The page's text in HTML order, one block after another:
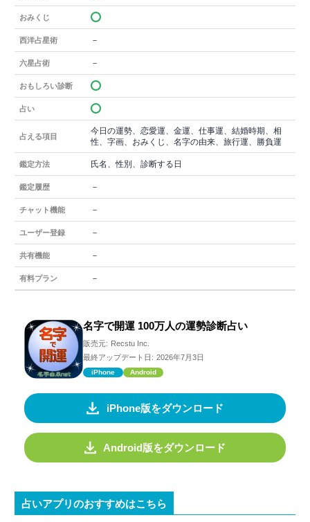
おみくじ
西洋占星術 －
六星占術 －
おもしろい診断
占い
占える項目
今日の運勢、恋愛運、金運、仕事運、結婚時期、相
性、字画、おみくじ、名字の由来、旅行運、勝負運
鑑定方法 氏名、性別、診断する日
鑑定履歴 －
チャット機能 －
ユーザー登録 －
共有機能 －
有料プラン －
名字で開運 100万人の運勢診断占い
販売元: Recstu Inc.
最終アップデート日: 2026年7月3日
iPhone Android
iPhone版をダウンロード
Android版をダウンロード
占いアプリのおすすめはこちら